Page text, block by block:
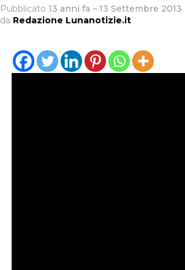
Pubblicato 13 anni fa – 13 Settembre 2013
da Redazione Lunanotizie.it